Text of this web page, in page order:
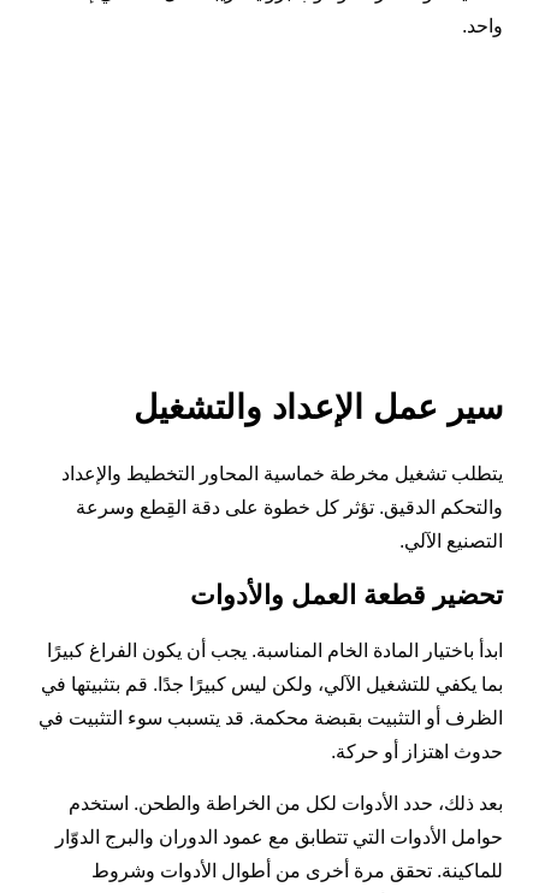
واحد.
سير عمل الإعداد والتشغيل
يتطلب تشغيل مخرطة خماسية المحاور التخطيط والإعداد
والتحكم الدقيق. تؤثر كل خطوة على دقة القِطع وسرعة
التصنيع الآلي.
تحضير قطعة العمل والأدوات
ابدأ باختيار المادة الخام المناسبة. يجب أن يكون الفراغ كبيرًا
بما يكفي للتشغيل الآلي، ولكن ليس كبيرًا جدًا. قم بتثبيتها في
الظرف أو التثبيت بقبضة محكمة. قد يتسبب سوء التثبيت في
حدوث اهتزاز أو حركة.
بعد ذلك، حدد الأدوات لكل من الخراطة والطحن. استخدم
حوامل الأدوات التي تتطابق مع عمود الدوران والبرج الدوّار
للماكينة. تحقق مرة أخرى من أطوال الأدوات وشروط